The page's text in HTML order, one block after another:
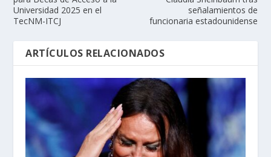
Universidad 2025 en el
TecNM-ITCJ
señalamientos de
funcionaria estadounidense
ARTÍCULOS RELACIONADOS